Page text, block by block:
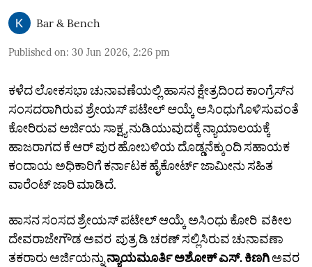
Bar & Bench
Published on: 30 Jun 2026, 2:26 pm
ಕಳೆದ ಲೋಕಸಭಾ ಚುನಾವಣೆಯಲ್ಲಿ‌ ಹಾಸನ ಕ್ಷೇತ್ರದಿಂದ ಕಾಂಗ್ರೆಸ್‌ನ
ಸಂಸದರಾಗಿರುವ ಶ್ರೇಯಸ್‌ ಪಟೇಲ್‌ ಆಯ್ಕೆ ಅಸಿಂಧುಗೊಳಿಸುವಂತೆ
ಕೋರಿರುವ ಅರ್ಜಿಯ ಸಾಕ್ಷ್ಯ ನುಡಿಯುವುದಕ್ಕೆ ನ್ಯಾಯಾಲಯಕ್ಕೆ
ಹಾಜರಾಗದ ಕೆ ಆರ್ ಪುರ ಹೋಬಳಿಯ ದೊಡ್ಡನೆಕ್ಕುಂದಿ ಸಹಾಯಕ
ಕಂದಾಯ ಅಧಿಕಾರಿಗೆ ಕರ್ನಾಟಕ ಹೈಕೋರ್ಟ್ ಜಾಮೀನು ಸಹಿತ
ವಾರೆಂಟ್ ಜಾರಿ ಮಾಡಿದೆ.
ಹಾಸನ ಸಂಸದ ಶ್ರೇಯಸ್‌ ಪಟೇಲ್‌ ಆಯ್ಕೆ ಅಸಿಂಧು ಕೋರಿ ವಕೀಲ
ದೇವರಾಜೇಗೌಡ ಅವರ ಪುತ್ರ ಡಿ ಚರಣ್‌ ಸಲ್ಲಿಸಿರುವ ಚುನಾವಣಾ
ತಕರಾರು ಅರ್ಜಿಯನ್ನುನ್ಯಾಯಮೂರ್ತಿ ಅಶೋಕ್ ಎಸ್. ಕಿಣಗಿಅವರ